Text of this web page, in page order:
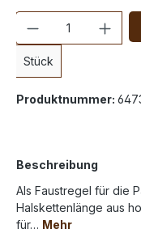
Anzahl
Stück
Produktnummer:
Beschreibung
Als Faustregel für die
Halskettenlänge aus
für… Mehr